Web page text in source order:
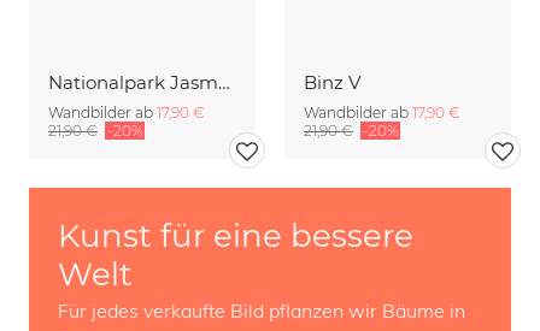
Nationalpark Jasmund auf der Insel Rügen
Wandbilder ab 17,90 €
21,90 € -20%
Binz V
Wandbilder ab 17,90 €
21,90 € -20%
Kunst für eine bessere
Welt
Für jedes verkaufte Bild pflanzen wir Bäume in